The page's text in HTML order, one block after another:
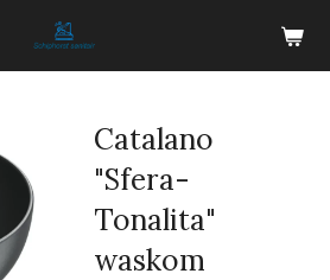
Catalano
"Sfera-
Tonalita"
waskom